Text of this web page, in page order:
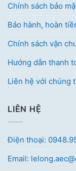
Chính sách bảo
Bảo hành, hoàn
Chính sách vận
Hướng dẫn thanh
Liên hệ với chúng
LIÊN HỆ
Điện thoại:
Email: